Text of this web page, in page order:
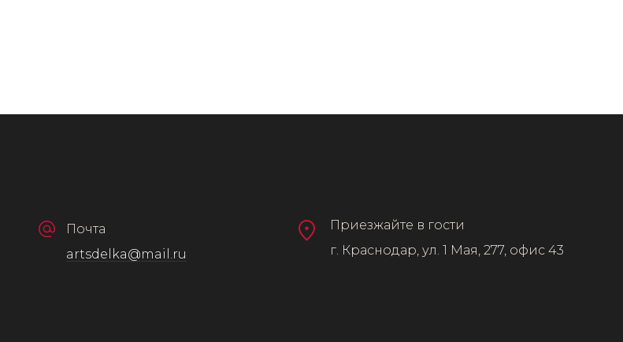
Почта
artsdelka@mail.ru
Приезжайте в гости
г. Краснодар, ул. 1 Мая, 277, офис 43